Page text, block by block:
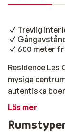
Trevlig
600 meter
Residence Les
mysiga
autentiska
till sex, åtta
Läs mer